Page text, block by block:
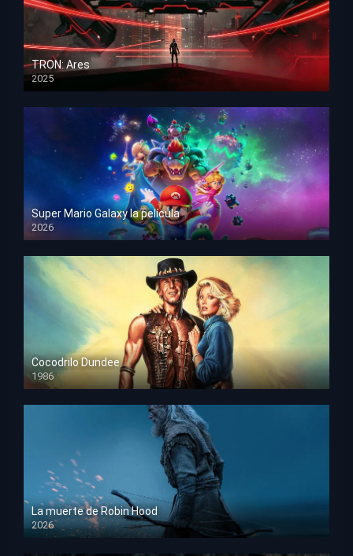
TRON: Ares
2025
HD 1080p
Super Mario Galaxy la película
2026
HD 1080p
Cocodrilo Dundee
1986
HD 1080p
La muerte de Robin Hood
2026
HD 1080p